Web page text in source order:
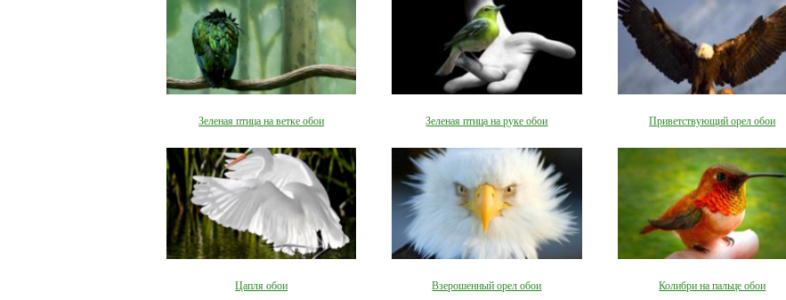
Зеленая птица на ветке обои Зеленая птица на руке обои Приветствующий орел обои
Цапля обои Взерошенный орел обои Колибри на пальце обои